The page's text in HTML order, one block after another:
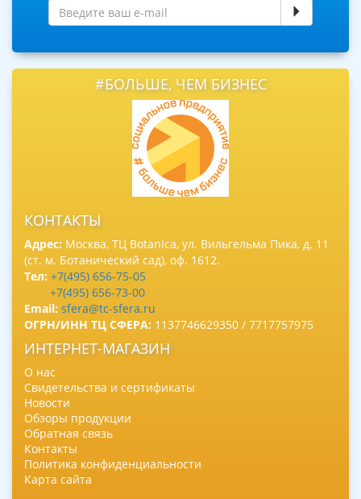
#БОЛЬШЕ, ЧЕМ БИЗНЕС
КОНТАКТЫ
Адрес: Москва, ТЦ Botanica, ул. Вильгельма Пика, д. 11
(ст. м. Ботанический сад), оф. 1612.
Тел: +7(495) 656-75-05
+7(495) 656-73-00
Email: sfera@tc-sfera.ru
ОГРН/ИНН ТЦ СФЕРА: 1137746629350 / 7717757975
ИНТЕРНЕТ-МАГАЗИН
О нас
Свидетельства и сертификаты
Новости
Обзоры продукции
Обратная связь
Контакты
Политика конфиденциальности
Карта сайта